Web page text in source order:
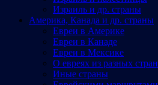
Израиль и др. страны
Америка, Канада и др. страны
Евреи в Америке
Евреи в Канаде
Евреи в Мексике
О евреях из разных стран
Иные страны